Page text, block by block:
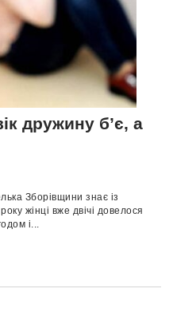
дружину б’є, а
Зборівщини знає із
жінці вже двічі довелося
і...